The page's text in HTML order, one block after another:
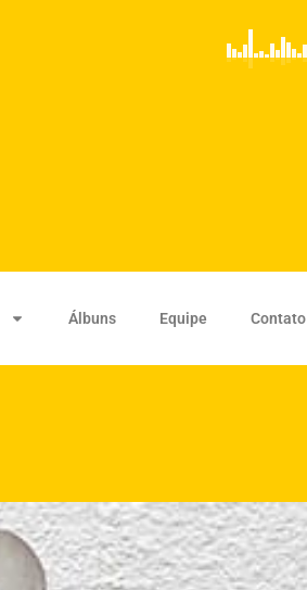
Álbuns Equipe Contato